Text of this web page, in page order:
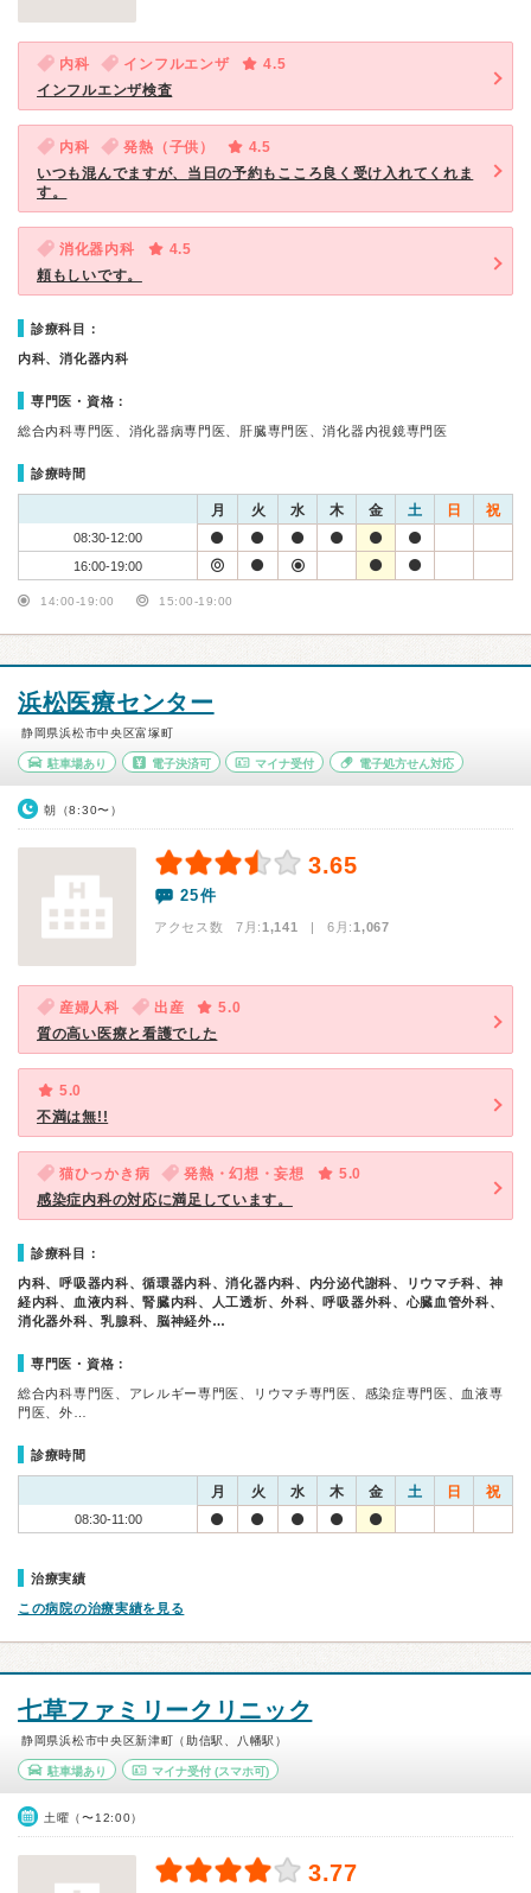
内科 インフルエンザ
4.5
インフルエンザ検査
内科 発熱（子供）
4.5
いつも混んでますが、当日の予約もこころ良く受け入れてくれま
す。
消化器内科
4.5
頼もしいです。
診療科目：
内科、消化器内科
専門医・資格：
総合内科専門医、消化器病専門医、肝臓専門医、消化器内視鏡専門医
診療時間
月 火 水 木 金 土 日 祝
08:30-12:00
16:00-19:00
14:00-19:00 15:00-19:00
浜松医療センター
静岡県浜松市中央区富塚町
駐車場あり 電子決済可 マイナ受付 電子処方せん対応
朝（8:30〜）
3.65
25件
アクセス数 7月:1,141 | 6月:1,067
産婦人科 出産
5.0
質の高い医療と看護でした
5.0
不満は無!!
猫ひっかき病 発熱・幻想・妄想
5.0
感染症内科の対応に満足しています。
診療科目：
内科、呼吸器内科、循環器内科、消化器内科、内分泌代謝科、リウマチ科、神
経内科、血液内科、腎臓内科、人工透析、外科、呼吸器外科、心臓血管外科、
消化器外科、乳腺科、脳神経外…
専門医・資格：
総合内科専門医、アレルギー専門医、リウマチ専門医、感染症専門医、血液専
門医、外…
診療時間
月 火 水 木 金 土 日 祝
08:30-11:00
治療実績
この病院の治療実績を見る
七草ファミリークリニック
静岡県浜松市中央区新津町（助信駅、八幡駅）
駐車場あり マイナ受付(スマホ可)
土曜（〜12:00）
3.77